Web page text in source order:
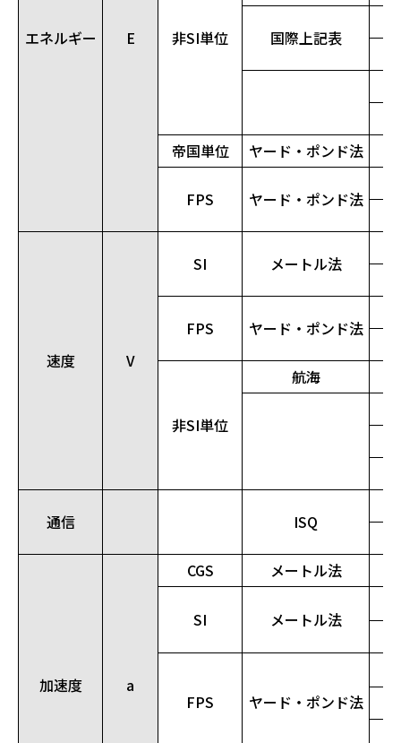
エネルギー E 非SI単位 国際上記表
帝国単位 ヤード・ポンド法
FPS ヤード・ポンド法
速度 V
SI メートル法
FPS ヤード・ポンド法
非SI単位
航海
通信 ISQ
加速度 a
CGS メートル法
SI メートル法
FPS ヤード・ポンド法